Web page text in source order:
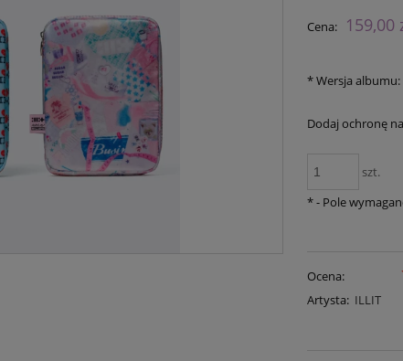
Cena: 159,00
*Wersja albumu:
Dodaj ochronę
szt.
*- Pole
Ocena:
Artysta: ILLIT